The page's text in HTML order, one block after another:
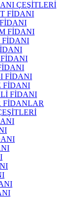
ÇEŞİTLERİ
FİDANI
FİDANI
FİDANI
FİDANI
FİDANI
FİDANI
FİDANLAR